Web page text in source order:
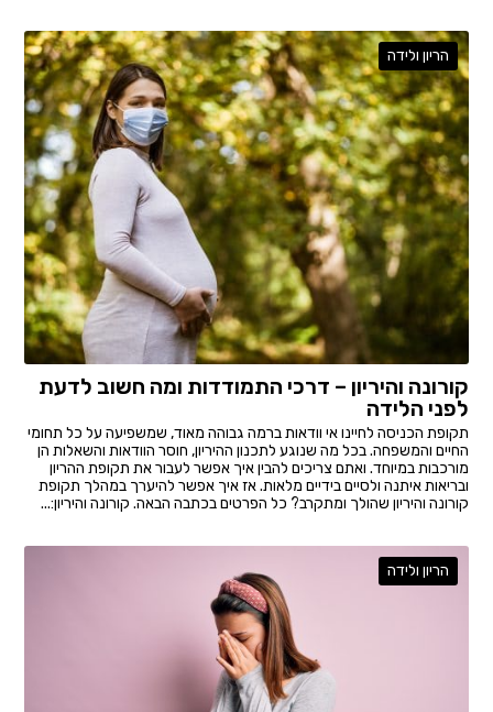
הריון ולידה
קורונה והיריון – דרכי התמודדות ומה חשוב לדעת
לפני הלידה
תקופת הכניסה לחיינו אי וודאות ברמה גבוהה מאוד, שמשפיעה על כל תחומי
החיים והמשפחה. בכל מה שנוגע לתכנון ההיריון, חוסר הוודאות והשאלות הן
מורכבות במיוחד. ואתם צריכים להבין איך אפשר לעבור את תקופת ההריון
ובריאות איתנה ולסיים בידיים מלאות. אז איך אפשר להיערך במהלך תקופת
קורונה והיריון שהולך ומתקרב? כל הפרטים בכתבה הבאה. קורונה והיריון:...
הריון ולידה